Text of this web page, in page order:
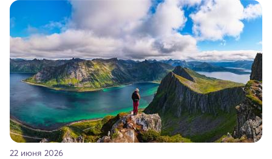
керамики и изделий из кожи на турецких рынках и в
аутентичных лавках — в подарок близким или себе на
память о путешествии.
22 июня 2026